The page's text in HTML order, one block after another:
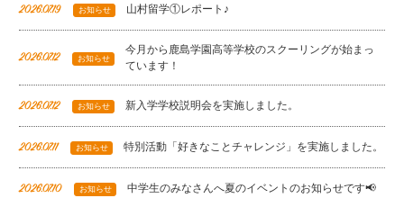
2026.07.19 お知らせ 山村留学①レポート♪
2026.07.12 お知らせ
今月から鹿島学園高等学校のスクーリングが始まっ
ています！
2026.07.12 お知らせ 新入学学校説明会を実施しました。
2026.07.11 お知らせ 特別活動「好きなことチャレンジ」を実施しました。
2026.07.10 お知らせ 中学生のみなさんへ夏のイベントのお知らせです📢